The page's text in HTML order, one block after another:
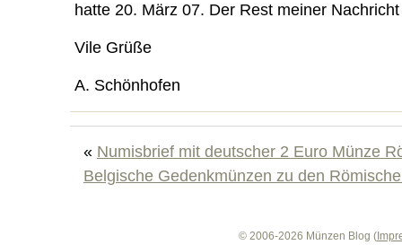
hatte 20. März 07. Der Rest meiner
Vile Grüße
A. Schönhofen
« Numisbrief mit deutscher 2 Euro Münze
Belgische Gedenkmünzen zu den
© 2006-2026 Münzen Blog (